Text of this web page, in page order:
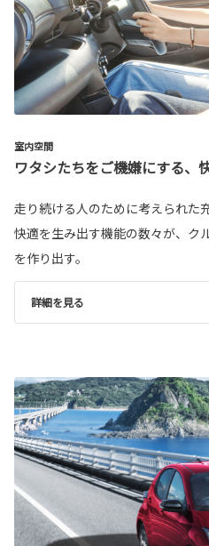
室内空間
ワタシたちをご機嫌にする、
走り続ける人のために考えられた
快適を生み出す機能の数々が、ク
を作り出す。
詳細を見る